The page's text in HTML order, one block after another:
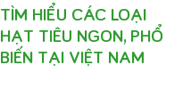
TÌM HIỂU CÁC LOẠI
HẠT TIÊU NGON, PHỔ
BIẾN TẠI VIỆT NAM